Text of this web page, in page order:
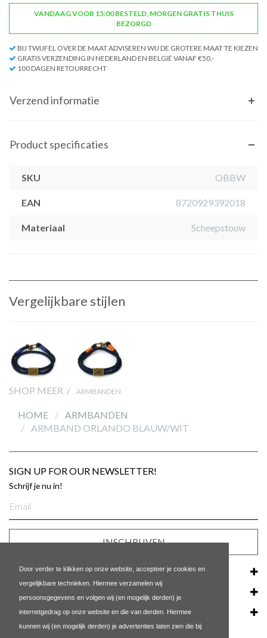
Door verder te klikken op onze website, accepteer je cookies en
vergelijkbare technieken. Hiermee verzamelen wij
persoonsgegevens en volgen wij (en mogelijk derden) je
internetgedrag op onze website en die van derden. Hiermee
kunnen wij (en mogelijk derden) je advertenties laten zien die bij
VANDAAG VOOR 15:00 BESTELD, MORGEN GRATIS THUIS
BEZORGD
BIJ TWIJFEL OVER DE MAAT ADVISEREN WIJ DE GROTERE MAAT TE KIEZEN
GRATIS VERZENDING IN NEDERLAND EN BELGIË VANAF €50,-
100 DAGEN RETOURRECHT
Verzend informatie
Product specificaties
SKU OBBW
EAN 8720929392018
Materiaal Scheepstouw
Vergelijkbare stijlen
SHOP MEER / ARMBANDEN
HOME
ARMBANDEN
ARMBAND ORLANDO BLAUW/WIT
SIGN UP FOR OUR NEWSLETTER!
Schrijf je nu in!
mailadres
INSCHRIJVEN
KLANTENSERVICE
ONS BEDRIJF
POPULAIRE LINKS